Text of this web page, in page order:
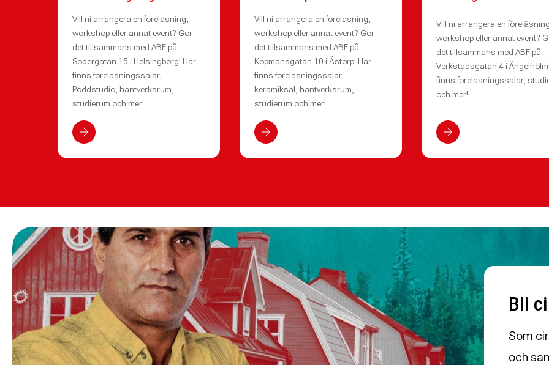
Vill ni arrangera en föreläsning,
workshop eller annat event? Gör
det tillsammans med ABF på
Södergatan 15 i Helsingborg! Här
finns föreläsningssalar,
Poddstudio, hantverksrum,
studierum och mer!
Vill ni arrangera en föreläsning,
workshop eller annat event? Gör
det tillsammans med ABF på
Köpmansgatan 10 i Åstorp! Här
finns föreläsningssalar,
keramiksal, hantverksrum,
studierum och mer!
Vill ni arrangera en
workshop eller annat event?
det tillsammans med ABF på
Verkstadsgatan 4 i
finns föreläsningssalar,
och mer!
Bli
Som
och